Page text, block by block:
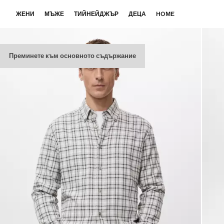
Преминете към основното съдържание
ЖЕНИ МЪЖЕ ТИЙНЕЙДЖЪР ДЕЦА HOME